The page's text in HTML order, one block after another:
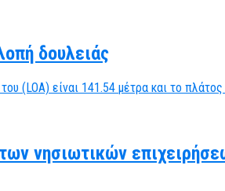
δουλειάς
νησιωτικών